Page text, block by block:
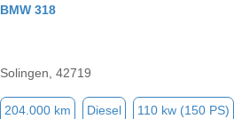
BMW 318
Solingen, 42719
204.000 km Diesel 110 kw (150 PS)